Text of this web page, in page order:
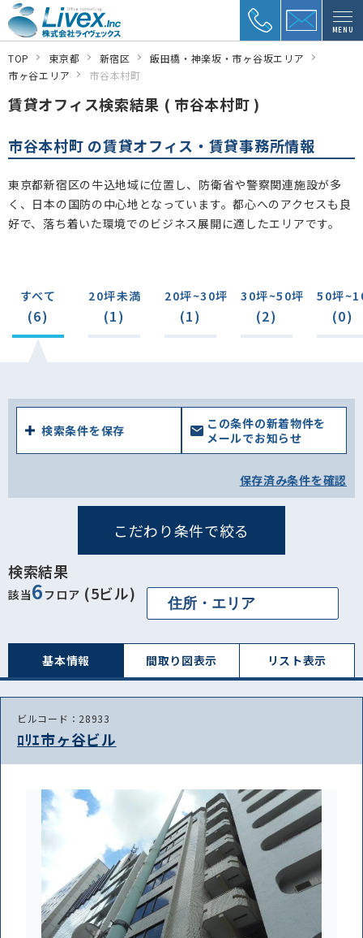
MENU
TOP 東京都 新宿区
飯田橋・神楽坂・市ヶ谷坂エリア
市ヶ谷エリア
市谷本村町
賃貸オフィス検索結果 ( 市谷本村町 )
市谷本村町 の賃貸オフィス・賃貸事務所情報
東京都新宿区の牛込地域に位置し、防衛省や警察関連施設が多
く、日本の国防の中心地となっています。都心へのアクセスも良
好で、落ち着いた環境でのビジネス展開に適したエリアです。
すべて
(6)
20坪未満
(1)
20坪~30坪
(1)
30坪~50坪
(2)
50坪
(0)
検索条件を保存
この条件の新着物件を
メールでお知らせ
保存済み条件を確認
こだわり条件で絞る
検索結果
該当6 フロア (5ビル)
基本情報 間取り図表⽰ リスト表⽰
ビルコード：28933
ﾛﾘｴ市ヶ谷ビル